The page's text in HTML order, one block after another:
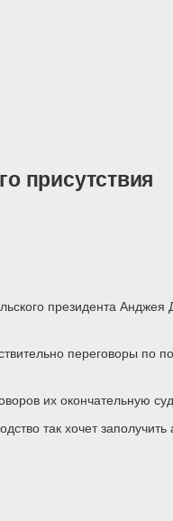
присутствия
президента
переговоры по
их окончательную
так хочет заполучить